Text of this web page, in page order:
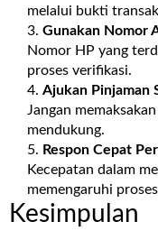
melalui bukti
Gunakan Nomor
Nomor HP yang
proses verifikasi.
Ajukan Pinjaman
Jangan
mendukung.
Respon Cepat
Kecepatan dalam
memengaruhi
Kesimpulan